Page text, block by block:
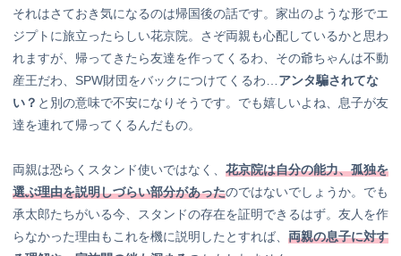
それはさておき気になるのは帰国後の話です。家出のような形でエ
ジプトに旅立ったらしい花京院。さぞ両親も心配しているかと思わ
れますが、帰ってきたら友達を作ってくるわ、その爺ちゃんは不動
産王だわ、SPW財団をバックにつけてくるわ… アンタ騙されてな
い？ と別の意味で不安になりそうです。でも嬉しいよね、息子が友
達を連れて帰ってくるんだもの。
両親は恐らくスタンド使いではなく、 花京院は自分の能力、孤独を
選ぶ理由を説明しづらい部分があったのではないでしょうか。でも
承太郎たちがいる今、スタンドの存在を証明できるはず。友人を作
らなかった理由もこれを機に説明したとすれば、 両親の息子に対す